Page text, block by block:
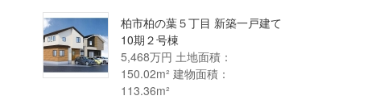
柏市柏の葉５丁目 新築一戸建て
10期２号棟
5,468万円 土地面積：
150.02m² 建物面積：
113.36m²